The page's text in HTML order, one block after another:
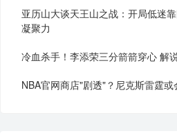
亚历山大谈天王山之战：开局低迷
凝聚力
冷血杀手！李添荣三分箭箭穿心 解
NBA官网商店"剧透"？尼克斯雷霆